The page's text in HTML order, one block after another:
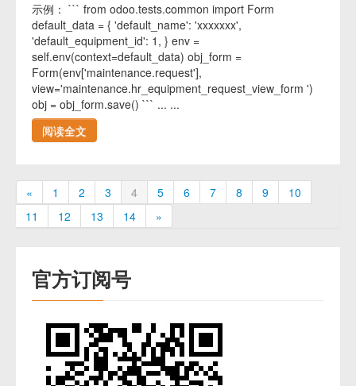
示例： ``` from odoo.tests.common import Form
default_data = { 'default_name': 'xxxxxxx',
'default_equipment_id': 1, } env =
self.env(context=default_data) obj_form =
Form(env['maintenance.request'],
view='maintenance.hr_equipment_request_view_form ')
obj = obj_form.save() ``` ... ...
阅读全文
« 1 2 3 4 5 6 7 8 9
10
11
12 13 14 »
官方订阅号